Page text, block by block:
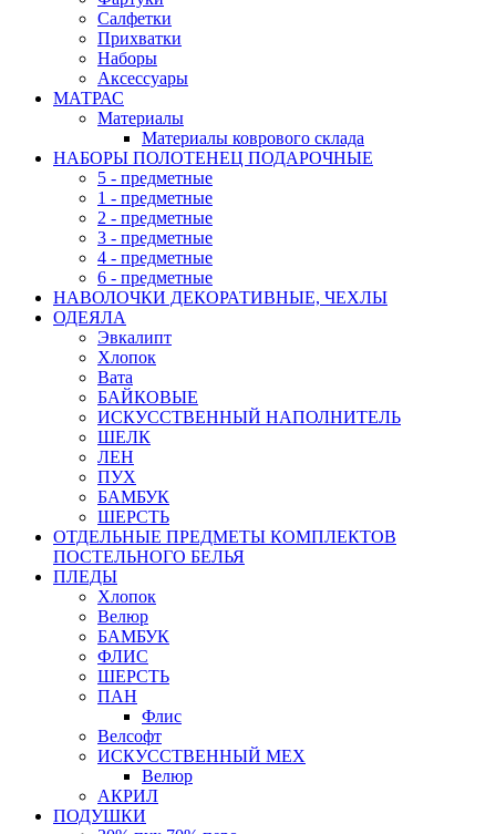
Салфетки
Прихватки
Наборы
Аксессуары
МАТРАС
Материалы
Материалы коврового склада
НАБОРЫ ПОЛОТЕНЕЦ ПОДАРОЧНЫЕ
5 - предметные
1 - предметные
2 - предметные
3 - предметные
4 - предметные
6 - предметные
НАВОЛОЧКИ ДЕКОРАТИВНЫЕ, ЧЕХЛЫ
ОДЕЯЛА
Эвкалипт
Хлопок
Вата
БАЙКОВЫЕ
ИСКУССТВЕННЫЙ НАПОЛНИТЕЛЬ
ШЕЛК
ЛЕН
ПУХ
БАМБУК
ШЕРСТЬ
ОТДЕЛЬНЫЕ ПРЕДМЕТЫ КОМПЛЕКТОВ
ПОСТЕЛЬНОГО БЕЛЬЯ
ПЛЕДЫ
Хлопок
Велюр
БАМБУК
ФЛИС
ШЕРСТЬ
ПАН
Флис
Велсофт
ИСКУССТВЕННЫЙ МЕХ
Велюр
АКРИЛ
ПОДУШКИ